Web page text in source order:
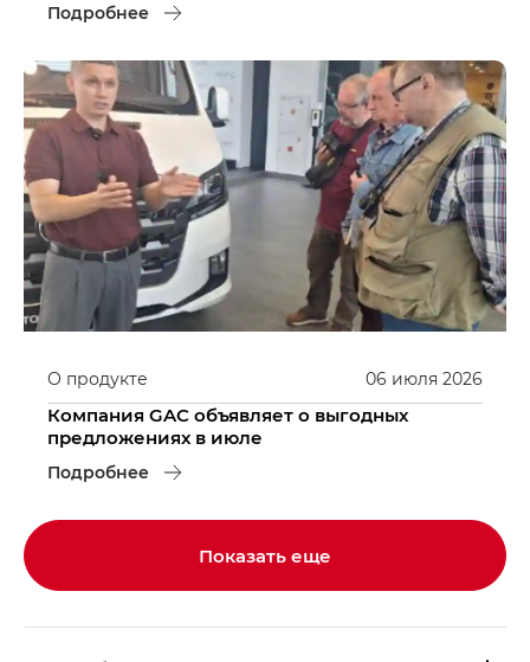
Подробнее
06 июля 2026
О продукте
Компания GAC объявляет о выгодных
предложениях в июле
Подробнее
Показать еще